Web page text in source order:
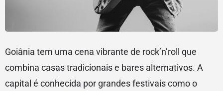
Goiânia tem uma cena vibrante de rock’n’roll que
combina casas tradicionais e bares alternativos. A
capital é conhecida por grandes festivais como o